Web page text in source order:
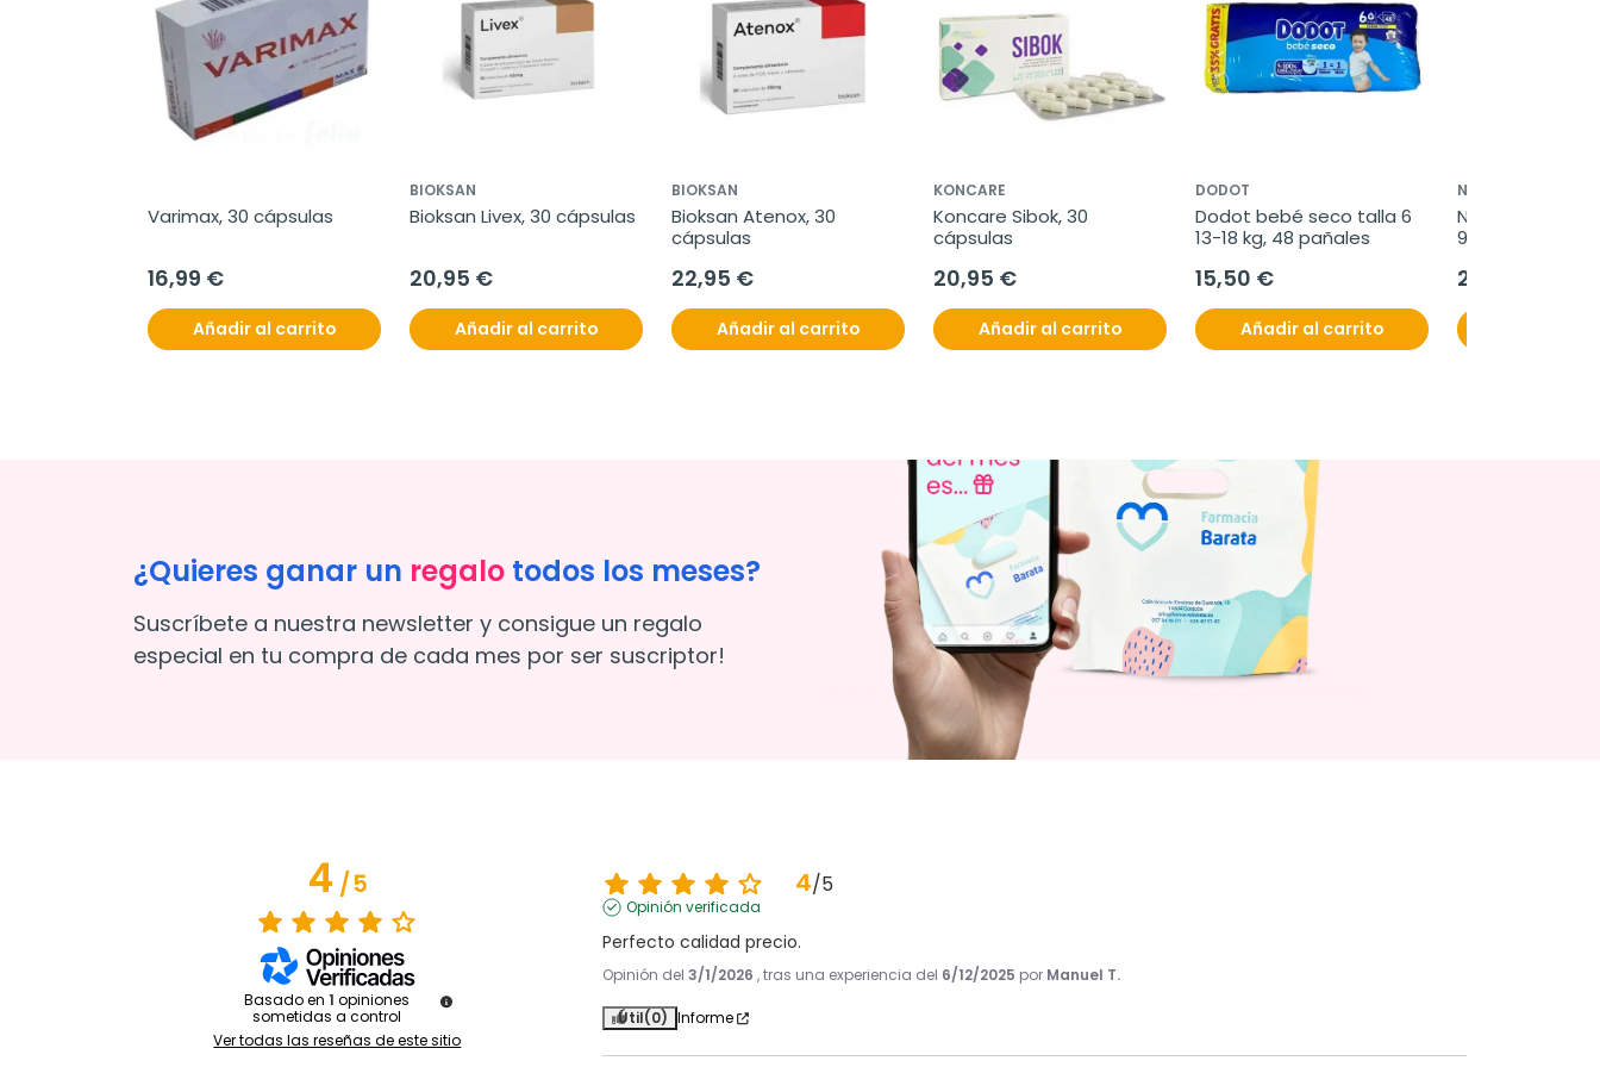
Varimax, 30 cápsulas
16,99 €
Añadir al carrito
BIOKSAN
Bioksan Livex, 30 cápsulas
20,95 €
Añadir al carrito
BIOKSAN
Bioksan Atenox, 30
cápsulas
22,95 €
Añadir al carrito
KONCARE
Koncare Sibok, 30
cápsulas
20,95 €
Añadir al carrito
DODOT
Dodot bebé seco talla 6
13-18 kg, 48 pañales
15,50 €
Añadir al carrito
NS NUTRITIONAL
NS Lipiben
90 comprimidos
25,95 €
¿Quieres ganar un regalo todos los meses?
Suscríbete a nuestra newsletter y consigue un regalo
especial en tu compra de cada mes por ser suscriptor!
4/5
Basado en 1 opiniones
sometidas a control
Ver todas las reseñas de este sitio
4/5
Opinión verificada
Perfecto calidad precio.
Opinión del3/1/2026 , tras una experiencia del 6/12/2025 por Manuel T.
Útil(0) Informe